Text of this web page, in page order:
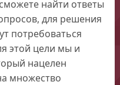
найти ответы
для решения
потребоваться
этой цели мы и
нацелен
множество